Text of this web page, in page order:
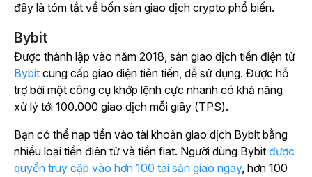
đây là tóm tắt về bốn sàn giao dịch crypto phổ biến.
Bybit
Được thành lập vào năm 2018, sàn giao dịch tiền điện tử
Bybit cung cấp giao diện tiên tiến, dễ sử dụng. Được hỗ
trợ bởi một công cụ khớp lệnh cực nhanh có khả năng
xử lý tới 100.000 giao dịch mỗi giây (TPS).
Bạn có thể nạp tiền vào tài khoản giao dịch Bybit bằng
nhiều loại tiền điện tử và tiền fiat. Người dùng Bybit được
quyền truy cập vào hơn 100 tài sản giao ngay, hơn 100